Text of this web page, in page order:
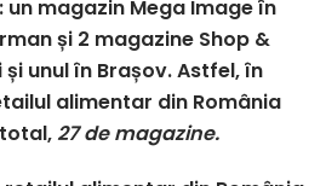
un magazin Mega Image în
și 2 magazine Shop &
unul în Brașov. Astfel, în
alimentar din România
27 de magazine.